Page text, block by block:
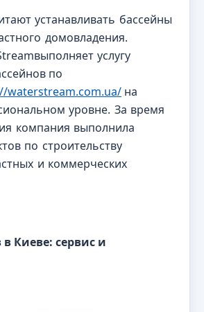
устанавливать бассейны
домовладения.
услугу
по
waterstream.com.ua/ на
уровне. За время
компания выполнила
по строительству
и коммерческих
Киеве: сервис и